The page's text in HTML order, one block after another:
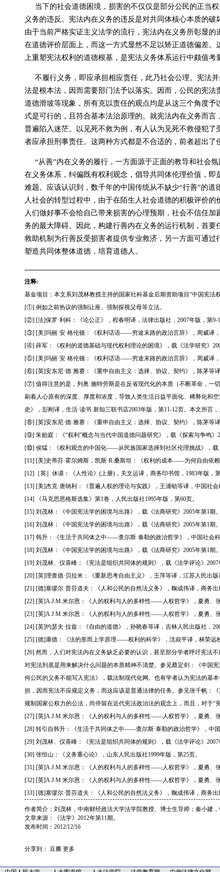
当下的社会道德困境，损害的不仅仅是部分公民的正当
义务的违反。宪法内在义务的违反是对共同体核心本质的
由于当前严格实证主义法学的流行，宪法内在义务所彰显
在道德评价层面上，而这一方式显然不足以矫正道德偏差。
上重塑宪法权利的道德根基，是宪法义务体系运行中颇值考
不履行义务，即应承担相应责任，此乃社会公理。宪法
法是根本法，因而需要部门法予以落实。因而，公民的宪
道德滑坡等现象，所有克以责任的观点均是从这三个角度
式是可行的，且符合基本法治原理的。就宪法内在义务而
普遍陷入迷茫。以见死不救为例，有人认为见死不救侵犯
者应承担刑事责任。这两种方式都是不合适的，前者超出
“从善”内在义务的履行，一方面源于正面的教导和社会
在义务体系，纠偏既有权利观念，倡导共同体伦理价值，
难题。应该认识到，数千年的中国传统从不缺少“行善”的
人社会的转型过程中，由于在陌生人社会道德的积极评价
人们做好事不会给自己带来损害的心理预期，社会不信任
务的最大障碍。因此，构建行善内在义务的运行机制，首
救助机制为行善反受损害者提供专业救济，另一方面可通
塑造共同体整体道德，培育道德人。
注释:
基金项目：本文系刘茂林教授主持的国家社科基金后期资助项目“中国宪法
[①] 例如之前热议的强制让座、强制探视父母等立法。
[②] [法]保罗·利科：《论公正》，程春明译，法律出版社，2007年版，第9-
[③] [美]玛丽·安·格伦顿：《权利话语——穷途末路的政治言辞》，周威译
[④] 薛军：《权利的道德基础与现代权利理论的困境》，载《法学研究》
[⑤] [美]玛丽·安·格伦顿：《权利话语——穷途末路的政治言辞》，周威译
[⑥] [英]安东尼·德·雅赛：《重申自由主义：选择、协议、契约》，陈茅等
[⑦] 值得注意的是，列奥·施特劳斯是在反省现代化的本质（不断革命，一
刷着人心原有的深度、厚度和浓度，导致人类生活日益平面化、稀释化和
史》，彭刚译，生活·读书·新知三联书店2003年版，第11-12页。本文所言
[⑧] [英]安东尼·德·雅赛：《重申自由主义：选择、协议、契约》，陈茅等
[⑨] 朱贻庭：《“权利”概念与当代中国道德问题研究》，载《探索与争鸣》
[⑩] 侯猛：《权利观念的中国化——从民族国家选择到社区伦理挑战》，载
[11] [美]史蒂芬·霍尔姆斯，凯斯·R.桑斯坦：《权利的成本——为何自由依
[12]［英］休谟：《人性论》(上册)，关文运译，商务印书馆，1983年版，
[13] [美]杰克·唐纳利：《普遍人权的理论与实践》，王浦劬等译，中国社
[14] 《马克思恩格斯选集》第1卷，人民出版社1995年版，第60页。
[15] 刘茂林：《中国宪法学的困境与出路》，载《法商研究》2005年第1期
[16] 刘茂林：《中国宪法学的困境与出路》，载《法商研究》2005年第1期
[17] 韩升：《生活于共同体之中——查尔斯·泰勒的政治哲学》，中国社会
[18] 刘茂林：《中国宪法学的困境与出路》，载《法商研究》2005年第1期
[19] 刘茂林、仪喜峰：《宪法是组织共同体的规则》，载《法学评论》2007
[20] [英]理查德·贝拉米：《重新思考自由主义》，王萍等译，江苏人民出版
[21] [德]塞缪尔·普芬道夫：《人和公民的自然法义务》，鞠成伟译，商务出
[22] [英]A.J.M.米尔恩：《人的权利与人的多样性——人权哲学》，夏勇、
[23] [英]A.J.M.米尔恩：《人的权利与人的多样性——人权哲学》，夏勇、
[24] [英]约瑟夫·拉兹：《自由的道德》，孙晓春等译，吉林人民出版社，
[25] [德]康德：《法的形而上学原理——权利的科学》，沈叔平译，林荣远
[26] 然而，人们对宪法内在义务缺乏必要的认识，甚至部分学者呼吁宪法
对宪法到底是用来解决什么问题的本质精神不清楚。参见蔡定剑：《中
何公民的义务不能写入宪法》，载法制现代化网。也有学者认为宪法的基
担，因而宪法不应规定义务，而这应该是普通法律的任务。参见张千帆：
规制国家公权力的公法，尚停留在近代宪法政治法的观念上，而且，对于
[27] [英]A.J.M.米尔恩：《人的权利与人的多样性——人权哲学》，夏勇、
[28] 转引自韩升：《生活于共同体之中——查尔斯·泰勒的政治哲学》，中
[29] 刘茂林、仪喜峰：《宪法是组织共同体的规则》，载《法学评论》2007
[30] 张恒山：《义务重心论》，山东人民出版社1999年版，第25页。
[31] [英]A.J.M.米尔恩：《人的权利与人的多样性——人权哲学》，夏勇、
[32] [英]A.J.M.米尔恩：《人的权利与人的多样性——人权哲学》，夏勇、
[33] [德]塞缪尔·普芬道夫：《人和公民的自然法义务》，鞠成伟译，商务出
作者简介：刘茂林，中南财经政法大学法学院教授、博士生导师；秦小建
文章来源：《法学》2012年第11期。
发布时间：2012/12/16
分享到： 豆瓣 更多